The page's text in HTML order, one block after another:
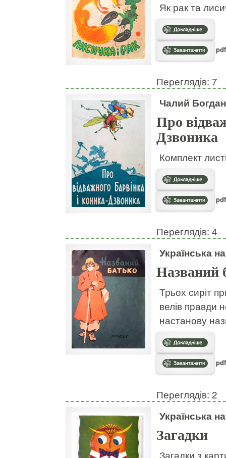
Як рак та
Переглядів: 7
Чалий
Про
Дзвоника
Комплект
Переглядів: 4
Українська
Названий
Трьох сиріт
велів правди
настанову
Переглядів: 2
Українська
Загадки
Загадки з